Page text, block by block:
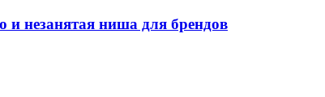
и незанятая ниша для брендов